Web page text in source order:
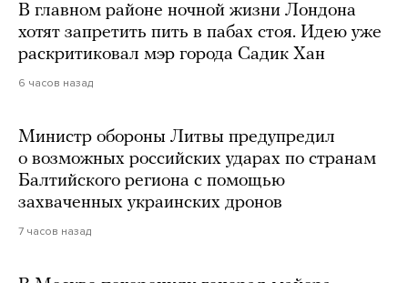
В главном районе ночной жизни Лондона
хотят запретить пить в пабах стоя. Идею уже
раскритиковал мэр города Садик Хан
6 часов назад
Министр обороны Литвы предупредил
о возможных российских ударах по странам
Балтийского региона с помощью
захваченных украинских дронов
7 часов назад